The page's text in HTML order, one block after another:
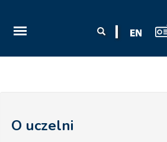
wyszukiwania
O uczelni